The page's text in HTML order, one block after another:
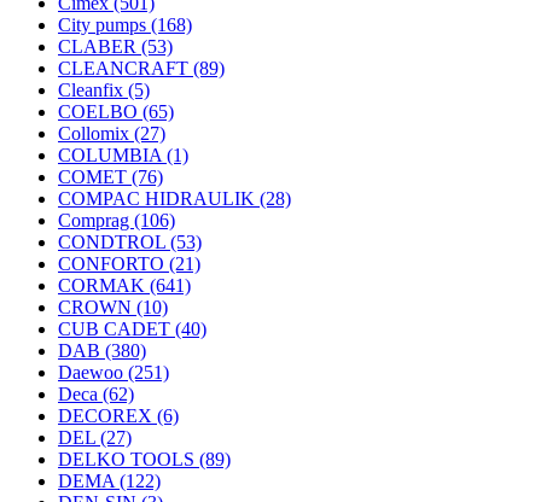
City pumps (168)
CLABER (53)
CLEANCRAFT (89)
Cleanfix (5)
COELBO (65)
Collomix (27)
COLUMBIA (1)
COMET (76)
COMPAC HIDRAULIK (28)
Comprag (106)
CONDTROL (53)
CONFORTO (21)
CORMAK (641)
CROWN (10)
CUB CADET (40)
DAB (380)
Daewoo (251)
Deca (62)
DECOREX (6)
DEL (27)
DELKO TOOLS (89)
DEMA (122)